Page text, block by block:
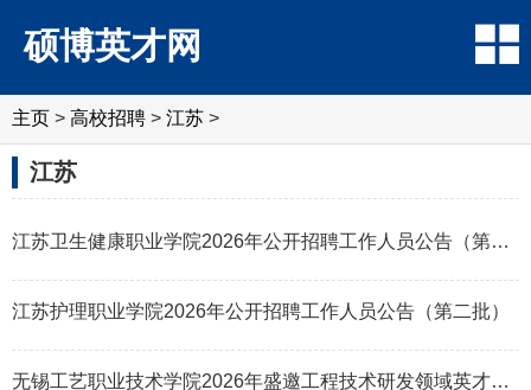
硕博英才网
主页 > 高校招聘 > 江苏 >
江苏
江苏卫生健康职业学院2026年公开招聘工作人员公告（第二批）
江苏护理职业学院2026年公开招聘工作人员公告（第二批）
无锡工艺职业技术学院2026年盛邀工程技术研发领域英才加盟